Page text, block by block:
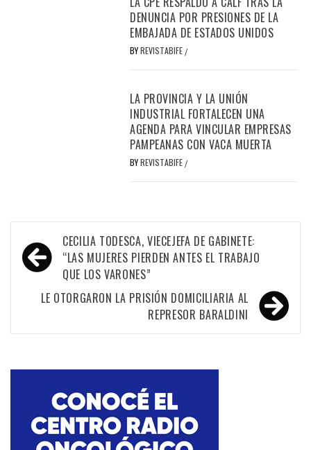
DENUNCIA POR PRESIONES DE LA
EMBAJADA DE ESTADOS UNIDOS
BYREVISTABIFE /
LA PROVINCIA Y LA UNIÓN
INDUSTRIAL FORTALECEN UNA
AGENDA PARA VINCULAR EMPRESAS
PAMPEANAS CON VACA MUERTA
BYREVISTABIFE /
Navegación
de
entradas
CECILIA TODESCA, VIECEJEFA DE GABINETE:
“LAS MUJERES PIERDEN ANTES EL TRABAJO
QUE LOS VARONES”
LE OTORGARON LA PRISIÓN DOMICILIARIA AL
REPRESOR BARALDINI